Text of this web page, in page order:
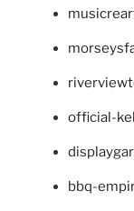
official-
bbq-